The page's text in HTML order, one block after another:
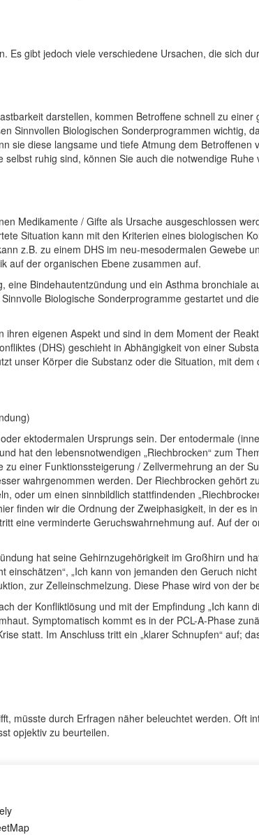
gibt jedoch viele verschiedene Ursachen, die sich
darstellen, kommen Betroffene schnell zu
Sinnvollen Biologischen Sonderprogrammen wichtig,
sie diese langsame und tiefe Atmung dem
ruhig sind, können Sie auch die notwendige Ruhe
Medikamente / Gifte als Ursache ausgeschlossen
Situation kann mit den Kriterien eines biologischen
z.B. zu einem DHS im neu-mesodermalen Gewebe
auf der organischen Ebene zusammen auf.
Bindehautentzündung und ein Asthma bronchiale
Biologische Sonderprogramme gestartet und
eigenen Aspekt und sind in dem Moment der
(DHS) geschieht in Abhängigkeit von einer
unser Körper die Substanz oder die Situation, mit
ektodermalen Ursprungs sein. Der entodermale
hat den lebensnotwendigen „Riechbrocken“ zum
einer Funktionssteigerung / Zellvermehrung an der
wahrgenommen werden. Der Riechbrocken gehört
oder um einen sinnbildlich stattfindenden
finden wir die Ordnung der Zweiphasigkeit, in der es
eine verminderte Geruchswahrnehmung auf. Auf der
hat seine Gehirnzugehörigkeit im Großhirn und
„Ich kann von jemanden den Geruch
zur Zelleinschmelzung. Diese Phase wird von der
der Konfliktlösung und mit der Empfindung „Ich kann
Symptomatisch kommt es in der PCL-A-Phase
statt. Im Anschluss tritt ein „klarer Schnupfen“ auf;
müsste durch Erfragen näher beleuchtet werden. Oft
opjektiv zu beurteilen.
erfahrenen Therapeuten ermittelt und begleitet